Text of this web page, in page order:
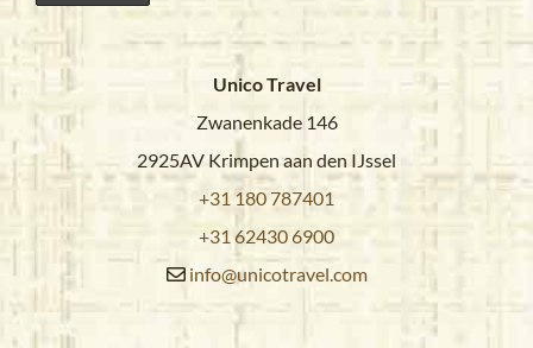
Unico Travel
Zwanenkade 146
2925AV Krimpen aan den IJssel
+31 180 787401
+31 62430 6900
info@unicotravel.com